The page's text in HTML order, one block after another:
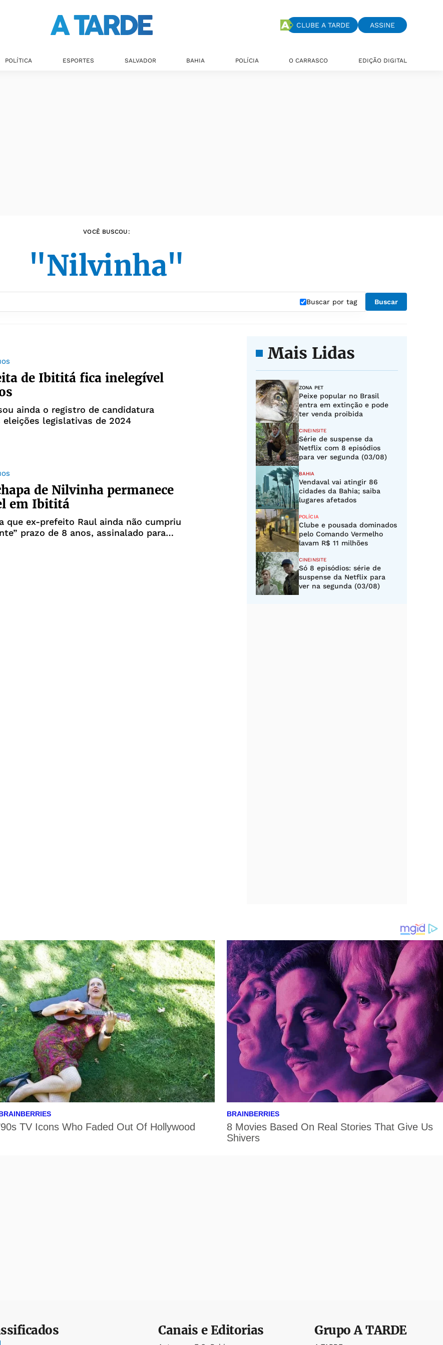
CLUBE A TARDE ASSINE
POLÍTICA ESPORTES SALVADOR BAHIA POLÍCIA O CARRASCO EDIÇÃO DIGITAL
VOCÊ BUSCOU:
"Nilvinha"
Buscar por tag Buscar
de Ibititá fica inelegível
ainda o registro de candidatura
eleições legislativas de 2024
de Nilvinha permanece
em Ibititá
não cumpriu
para
Mais Lidas
ZONA PET
Peixe popular no Brasil
entra em extinção e pode
ter venda proibida
CINEINSITE
Série de suspense da
Netflix com 8 episódios
para ver segunda (03/08)
BAHIA
Vendaval vai atingir 86
cidades da Bahia; saiba
lugares afetados
POLÍCIA
Clube e pousada dominados
pelo Comando Vermelho
lavam R$ 11 milhões
CINEINSITE
Só 8 episódios: série de
suspense da Netflix para
ver na segunda (03/08)
Canais e Editorias GrupoA TARDE